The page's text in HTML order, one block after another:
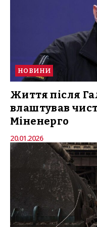
НОВИНИ
Життя після
влаштував
Міненерго
20.01.2026